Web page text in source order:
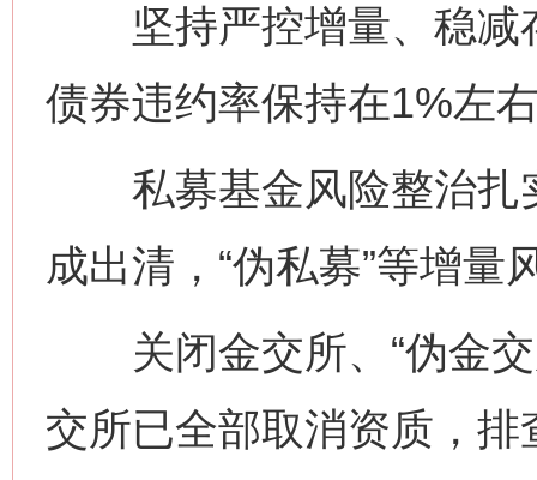
坚持严控增量、稳减
债券违约率保持在1%左
私募基金风险整治扎
成出清，“伪私募”等增量
关闭金交所、“伪金交
交所已全部取消资质，排
网上购药对药下症？